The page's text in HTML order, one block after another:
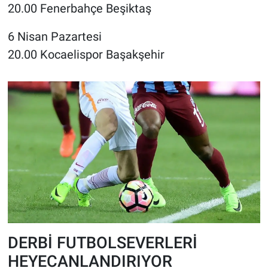
20.00 Fenerbahçe Beşiktaş
6 Nisan Pazartesi
20.00 Kocaelispor Başakşehir
DERBİ FUTBOLSEVERLERİ
HEYECANLANDIRIYOR